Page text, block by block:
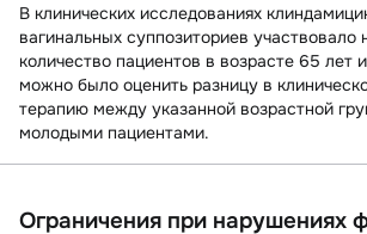
В клинических исследованиях
вагинальных суппозиториев участвовало
количество пациентов в возрасте 65 лет
можно было оценить разницу в
терапию между указанной возрастной
молодыми пациентами.
Ограничения при нарушениях